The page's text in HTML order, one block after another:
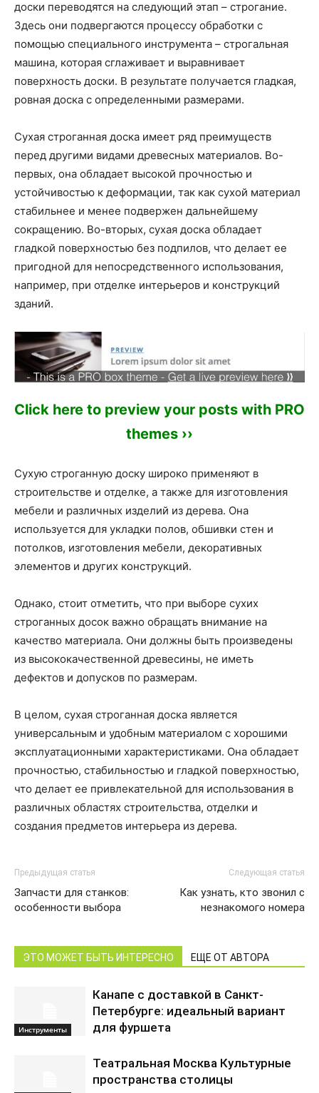
доски переводятся на следующий этап – строгание.
Здесь они подвергаются процессу обработки с
помощью специального инструмента – строгальная
машина, которая сглаживает и выравнивает
поверхность доски. В результате получается гладкая,
ровная доска с определенными размерами.
Сухая строганная доска имеет ряд преимуществ
перед другими видами древесных материалов. Во-
первых, она обладает высокой прочностью и
устойчивостью к деформации, так как сухой материал
стабильнее и менее подвержен дальнейшему
сокращению. Во-вторых, сухая доска обладает
гладкой поверхностью без подпилов, что делает ее
пригодной для непосредственного использования,
например, при отделке интерьеров и конструкций
зданий.
Click here to preview your posts with PRO
themes ››
Сухую строганную доску широко применяют в
строительстве и отделке, а также для изготовления
мебели и различных изделий из дерева. Она
используется для укладки полов, обшивки стен и
потолков, изготовления мебели, декоративных
элементов и других конструкций.
Однако, стоит отметить, что при выборе сухих
строганных досок важно обращать внимание на
качество материала. Они должны быть произведены
из высококачественной древесины, не иметь
дефектов и допусков по размерам.
В целом, сухая строганная доска является
универсальным и удобным материалом с хорошими
эксплуатационными характеристиками. Она обладает
прочностью, стабильностью и гладкой поверхностью,
что делает ее привлекательной для использования в
различных областях строительства, отделки и
создания предметов интерьера из дерева.
Предыдущая статья
Запчасти для станков:
особенности выбора
Следующая статья
Как узнать, кто звонил с
незнакомого номера
ЭТО МОЖЕТ БЫТЬ ИНТЕРЕСНО ЕЩЕ ОТ АВТОРА
Инструменты
Канапе с доставкой в Санкт-
Петербурге: идеальный вариант
для фуршета
Театральная Москва Культурные
пространства столицы